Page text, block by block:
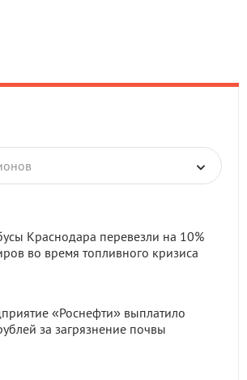
Краснодара перевезли на 10%
во время топливного кризиса
«Роснефти» выплатило
за загрязнение почвы